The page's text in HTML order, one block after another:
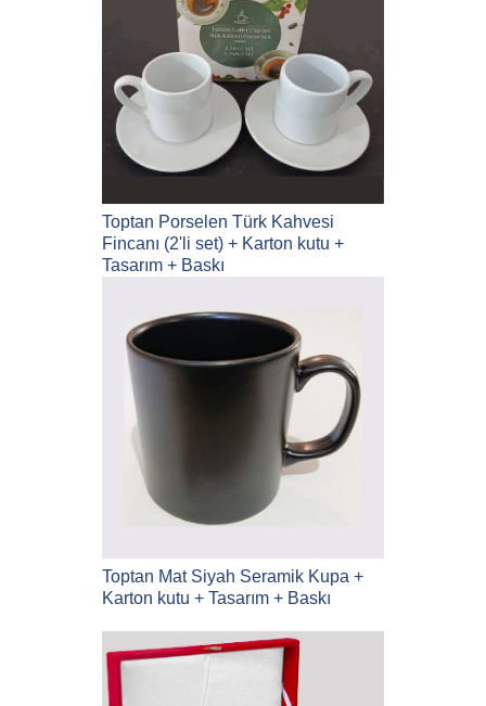
Toptan Porselen Türk Kahvesi
Fincanı (2'li set) + Karton kutu +
Tasarım + Baskı
Toptan Mat Siyah Seramik Kupa +
Karton kutu + Tasarım + Baskı